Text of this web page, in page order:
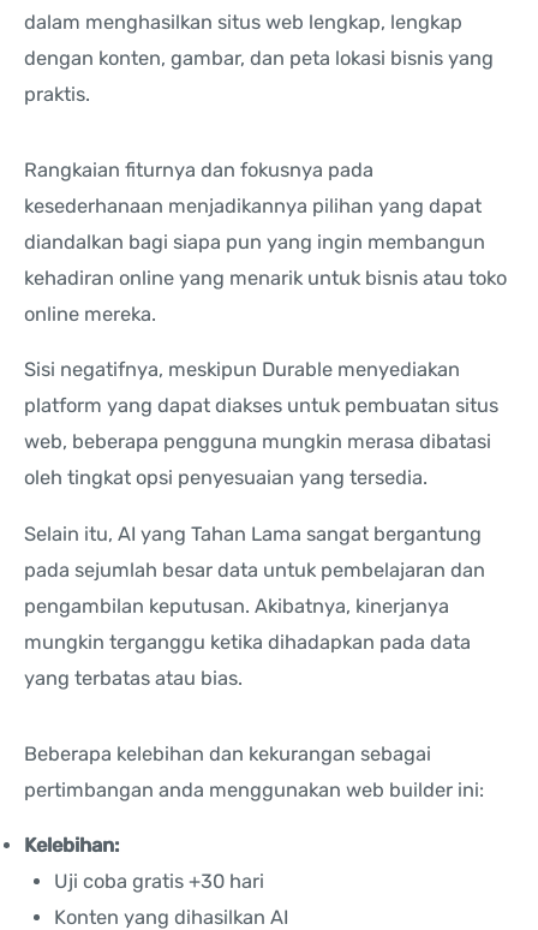
dalam menghasilkan situs web lengkap, lengkap
dengan konten, gambar, dan peta lokasi bisnis yang
praktis.
Rangkaian fiturnya dan fokusnya pada
kesederhanaan menjadikannya pilihan yang dapat
diandalkan bagi siapa pun yang ingin membangun
kehadiran online yang menarik untuk bisnis atau toko
online mereka.
Sisi negatifnya, meskipun Durable menyediakan
platform yang dapat diakses untuk pembuatan situs
web, beberapa pengguna mungkin merasa dibatasi
oleh tingkat opsi penyesuaian yang tersedia.
Selain itu, AI yang Tahan Lama sangat bergantung
pada sejumlah besar data untuk pembelajaran dan
pengambilan keputusan. Akibatnya, kinerjanya
mungkin terganggu ketika dihadapkan pada data
yang terbatas atau bias.
Beberapa kelebihan dan kekurangan sebagai
pertimbangan anda menggunakan web builder ini:
Kelebihan:
Uji coba gratis +30 hari
Konten yang dihasilkan AI